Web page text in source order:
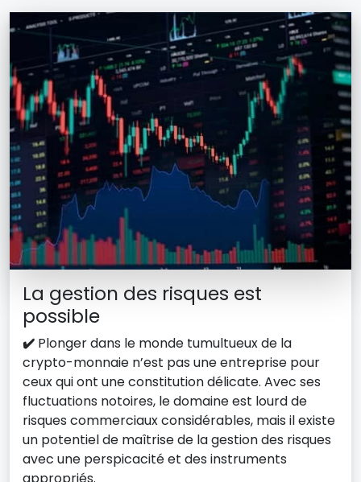
La gestion des risques est
possible
✔️ Plonger dans le monde tumultueux de la
crypto-monnaie n’est pas une entreprise pour
ceux qui ont une constitution délicate. Avec ses
fluctuations notoires, le domaine est lourd de
risques commerciaux considérables, mais il existe
un potentiel de maîtrise de la gestion des risques
avec une perspicacité et des instruments
appropriés.